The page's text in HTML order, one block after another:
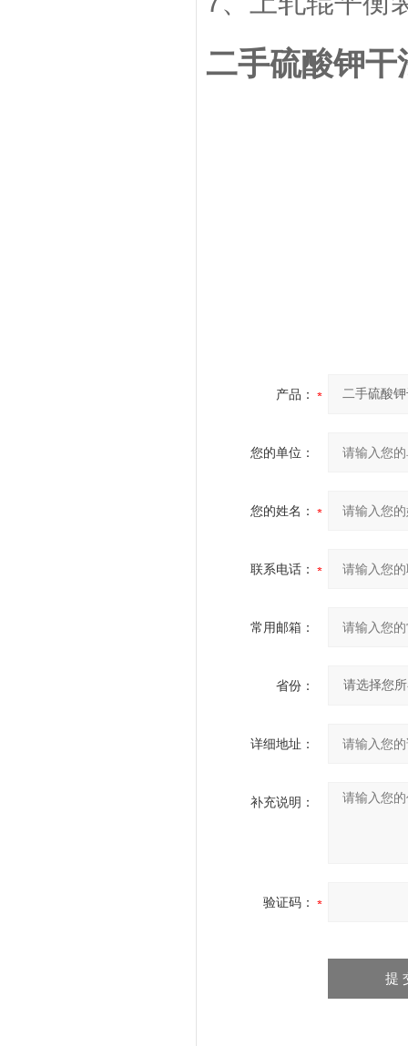
二手硫酸钾干
产品：
您的单位：
您的姓名：
联系电话：
常用邮箱：
省份：
详细地址：
补充说明：
验证码：